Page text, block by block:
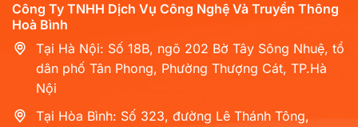
Công Ty TNHH Dịch Vụ Công Nghệ Và Truyền Thông
Hoà Bình
Tại Hà Nội: Số 18B, ngõ 202 Bờ Tây Sông Nhuệ, tổ
dân phố Tân Phong, Phường Thượng Cát, TP.Hà
Nội
Tại Hòa Bình: Số 323, đường Lê Thánh Tông,